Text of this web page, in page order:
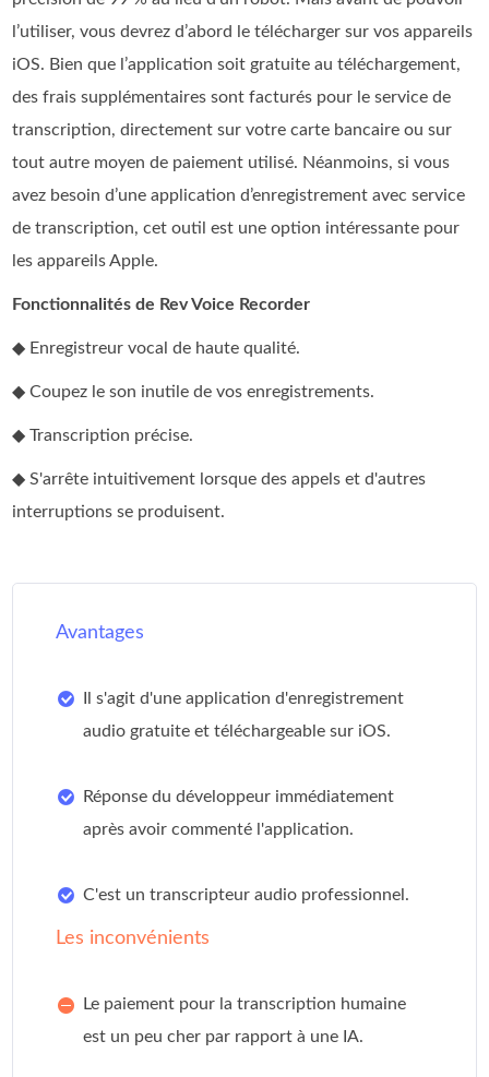
l’utiliser, vous devrez d’abord le télécharger sur vos appareils
iOS. Bien que l’application soit gratuite au téléchargement,
des frais supplémentaires sont facturés pour le service de
transcription, directement sur votre carte bancaire ou sur
tout autre moyen de paiement utilisé. Néanmoins, si vous
avez besoin d’une application d’enregistrement avec service
de transcription, cet outil est une option intéressante pour
les appareils Apple.
Fonctionnalités de Rev Voice Recorder
◆ Enregistreur vocal de haute qualité.
◆ Coupez le son inutile de vos enregistrements.
◆ Transcription précise.
◆ S'arrête intuitivement lorsque des appels et d'autres
interruptions se produisent.
Avantages
Il s'agit d'une application d'enregistrement
audio gratuite et téléchargeable sur iOS.
Réponse du développeur immédiatement
après avoir commenté l'application.
C'est un transcripteur audio professionnel.
Les inconvénients
Le paiement pour la transcription humaine
est un peu cher par rapport à une IA.